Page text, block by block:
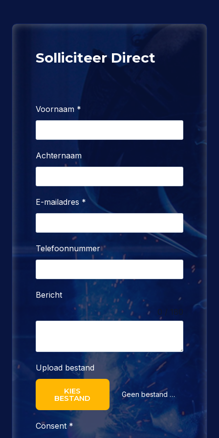
Solliciteer Direct
Voornaam *
Achternaam
E-mailadres *
Telefoonnummer
Bericht
0 / 180
Upload bestand
KIES
BESTAND Geen bestand gekozen
Consent*